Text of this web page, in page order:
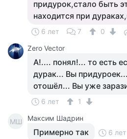
придурок,стало быть
находится при
6 лет 7
0
Zero Vector
А!.... понял!... то есть
дурак... Вы
отошёл... Вы уже
6 лет 1
МШ Максим Шадрин
Примерно так 6 лет